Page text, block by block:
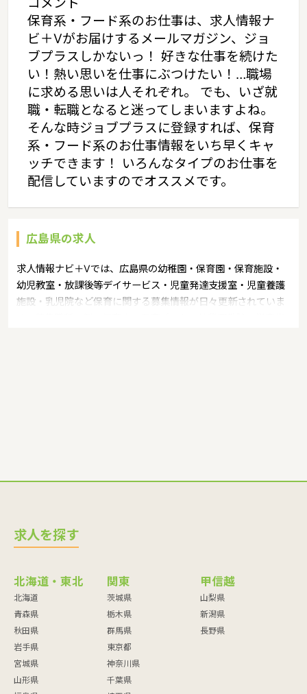
コメント
保育系・フード系のお仕事は、求人情報ナ
ビ＋Vがお届けするメールマガジン、ジョ
ブプラスしかないっ！ 好きな仕事を続けた
い！熱い思いを仕事にぶつけたい！…職場
に求める思いは人それぞれ。 でも、いざ就
職・転職となると迷ってしまいますよね。
そんな時ジョブプラスに登録すれば、保育
系・フード系のお仕事情報をいち早くキャ
ッチできます！ いろんなタイプのお仕事を
配信していますのでオススメです。
広島県の求人
求人情報ナビ＋Vでは、広島県の幼稚園・保育園・保育施設・
幼児教室・放課後等デイサービス・児童発達支援室・児童養護
施設・乳児院など保育に関する募集情報が日々更新されていま
求人を探す
北海道・東北
北海道
青森県
秋田県
岩手県
宮城県
山形県
関東
茨城県
栃木県
群馬県
東京都
神奈川県
千葉県
甲信越
山梨県
新潟県
長野県